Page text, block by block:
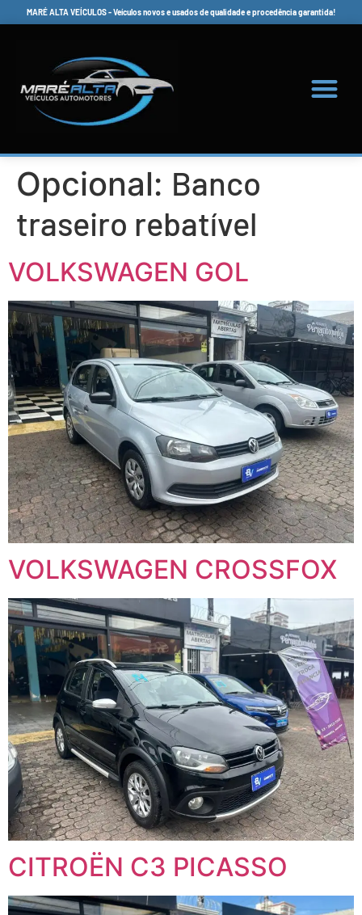
MARÉ ALTA VEÍCULOS - Veículos novos e usados de qualidade e procedência garantida!
Opcional: Banco
traseiro rebatível
VOLKSWAGEN GOL
VOLKSWAGEN CROSSFOX
CITROËN C3 PICASSO